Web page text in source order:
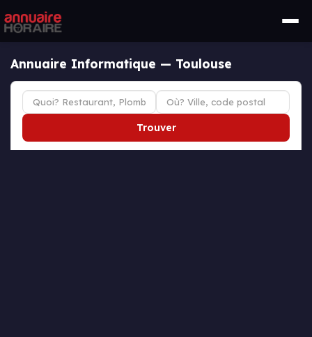
Annuaire Informatique — Toulouse
Trouver